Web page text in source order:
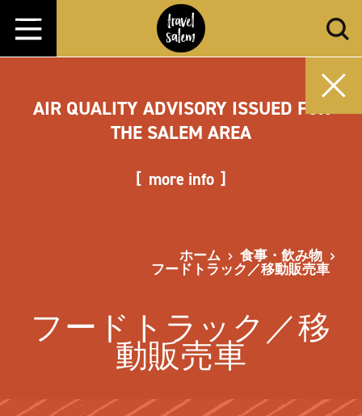
コンテンツへスキップ
AIR QUALITY ADVISORY ISSUED FOR
THE SALEM AREA
more info
ホーム 食事・飲み物
フードトラック／移動販売車
フードトラック／移
動販売車